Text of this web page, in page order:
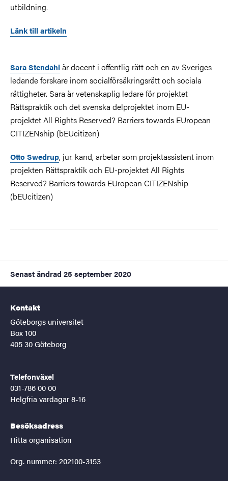
utbildning.
Länk till artikeln
Sara Stendahlär docent i offentlig rätt och en av Sveriges
ledande forskare inom socialförsäkringsrätt och sociala
rättigheter. Sara är vetenskaplig ledare för projektet
Rättspraktik och det svenska delprojektet inom EU-
projektet All Rights Reserved? Barriers towards EUropean
CITIZENship (bEUcitizen)
Otto Swedrup, jur. kand, arbetar som projektassistent inom
projekten Rättspraktik och EU-projektet All Rights
Reserved? Barriers towards EUropean CITIZENship
(bEUcitizen)
Senast ändrad 25 september 2020
Kontakt
Göteborgs universitet
Box 100
405 30 Göteborg
Telefonväxel
031-786 00 00
Helgfria vardagar 8-16
Besöksadress
Hitta organisation
Org. nummer: 202100-3153